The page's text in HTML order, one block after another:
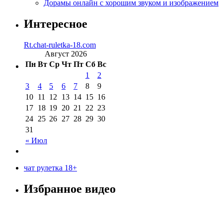
Дорамы онлайн с хорошим звуком и изображением
Интересное
Rt.chat-ruletka-18.com
Август 2026
Пн Вт Ср Чт Пт Сб Вс
« Июл
1
2
3
4 5 6 7 8
9
10 11 12 13 14 15 16
17 18 19 20 21 22 23
24 25 26 27 28 29 30
31
чат рулетка 18+
Избранное видео